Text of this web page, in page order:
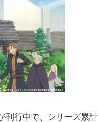
刊行中で、シリーズ累